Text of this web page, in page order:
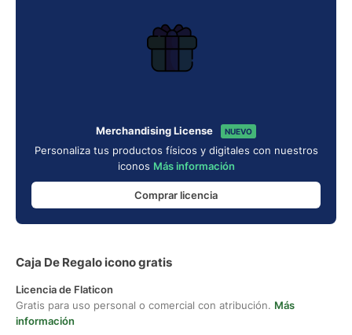
Merchandising License NUEVO
Personaliza tus productos físicos y digitales con nuestros
iconos Más información
Comprar licencia
Caja De Regalo icono gratis
Licencia de Flaticon
Gratis para uso personal o comercial con atribución. Más
información